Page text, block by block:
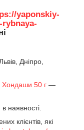
yaponskiy-
rybnaya-
Дніпро,
50 г —
наявності.
клієнтів, які